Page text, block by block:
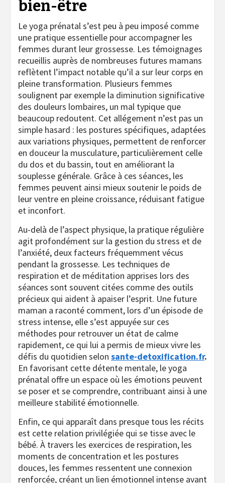
bien-être
Le yoga prénatal s’est peu à peu imposé comme
une pratique essentielle pour accompagner les
femmes durant leur grossesse. Les témoignages
recueillis auprès de nombreuses futures mamans
reflètent l’impact notable qu’il a sur leur corps en
pleine transformation. Plusieurs femmes
soulignent par exemple la diminution significative
des douleurs lombaires, un mal typique que
beaucoup redoutent. Cet allégement n’est pas un
simple hasard : les postures spécifiques, adaptées
aux variations physiques, permettent de renforcer
en douceur la musculature, particulièrement celle
du dos et du bassin, tout en améliorant la
souplesse générale. Grâce à ces séances, les
femmes peuvent ainsi mieux soutenir le poids de
leur ventre en pleine croissance, réduisant fatigue
et inconfort.
Au-delà de l’aspect physique, la pratique régulière
agit profondément sur la gestion du stress et de
l’anxiété, deux facteurs fréquemment vécus
pendant la grossesse. Les techniques de
respiration et de méditation apprises lors des
séances sont souvent citées comme des outils
précieux qui aident à apaiser l’esprit. Une future
maman a raconté comment, lors d’un épisode de
stress intense, elle s’est appuyée sur ces
méthodes pour retrouver un état de calme
rapidement, ce qui lui a permis de mieux vivre les
défis du quotidien selon sante-detoxification.fr.
En favorisant cette détente mentale, le yoga
prénatal offre un espace où les émotions peuvent
se poser et se comprendre, contribuant ainsi à une
meilleure stabilité émotionnelle.
Enfin, ce qui apparaît dans presque tous les récits
est cette relation privilégiée qui se tisse avec le
bébé. À travers les exercices de respiration, les
moments de concentration et les postures
douces, les femmes ressentent une connexion
renforcée, créant un lien émotionnel intense avant